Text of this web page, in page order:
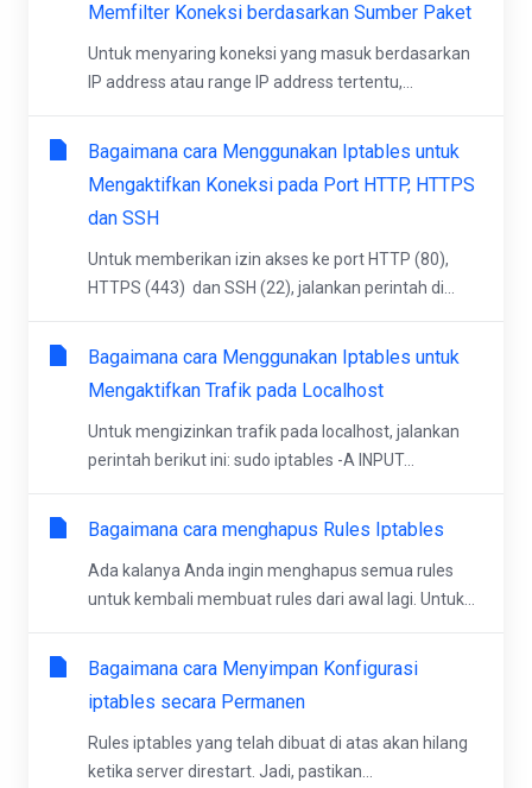
Memfilter Koneksi berdasarkan Sumber Paket
Untuk menyaring koneksi yang masuk berdasarkan
IP address atau range IP address tertentu,...
Bagaimana cara Menggunakan Iptables untuk
Mengaktifkan Koneksi pada Port HTTP, HTTPS
dan SSH
Untuk memberikan izin akses ke port HTTP (80),
HTTPS (443) dan SSH (22), jalankan perintah di...
Bagaimana cara Menggunakan Iptables untuk
Mengaktifkan Trafik pada Localhost
Untuk mengizinkan trafik pada localhost, jalankan
perintah berikut ini: sudo iptables -A INPUT...
Bagaimana cara menghapus Rules Iptables
Ada kalanya Anda ingin menghapus semua rules
untuk kembali membuat rules dari awal lagi. Untuk...
Bagaimana cara Menyimpan Konfigurasi
iptables secara Permanen
Rules iptables yang telah dibuat di atas akan hilang
ketika server direstart. Jadi, pastikan...